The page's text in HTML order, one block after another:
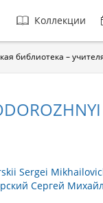
Главная
навигация
Коллекции
библиотека –
Sergei
Сергей